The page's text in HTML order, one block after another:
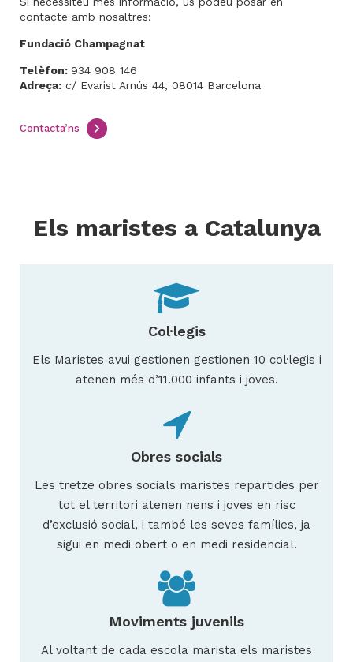
contacte amb nosaltres:
Fundació Champagnat
Telèfon: 934 908 146
Adreça: c/ Evarist Arnús 44, 08014 Barcelona
Contacta’ns
Els maristes a Catalunya
Col·legis
Els Maristes avui gestionen gestionen 10 col·legis i
atenen més d’11.000 infants i joves.
Obres socials
Les tretze obres socials maristes repartides per
tot el territori atenen nens i joves en risc
d’exclusió social, i també les seves famílies, ja
sigui en medi obert o en medi residencial.
Moviments juvenils
Al voltant de cada escola marista els maristes